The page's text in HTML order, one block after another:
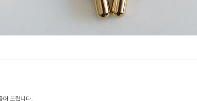
어 드립니다.